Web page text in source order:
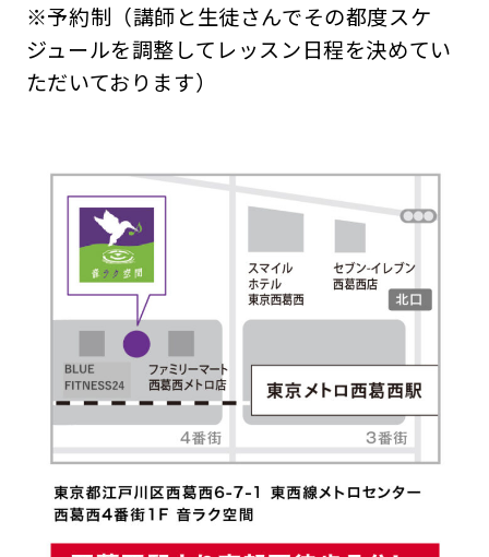
※予約制（講師と生徒さんでその都度スケ
ジュールを調整してレッスン日程を決めてい
ただいております）